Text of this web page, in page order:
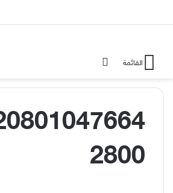
القائمة
2800